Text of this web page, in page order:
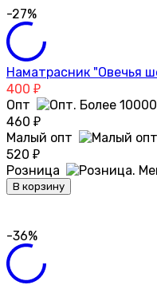
-27%
Наматрасник "Овечья
400 ₽
Опт
460 ₽
Малый опт
520 ₽
Розница
В корзину
-36%